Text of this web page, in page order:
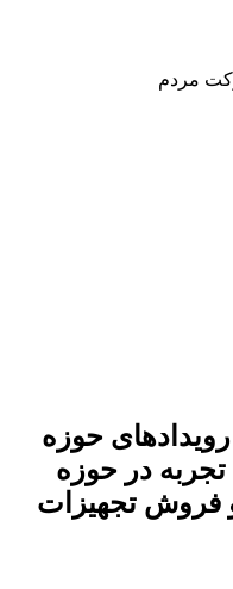
حوزه
در حوزه
و فروش تجهیزات